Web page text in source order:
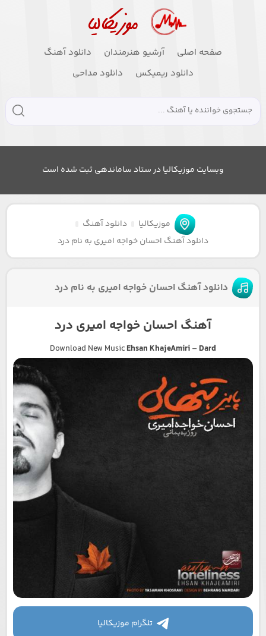
صفحه اصلی آرشیو هنرمندان
دانلود آهنگ
دانلود ریمیکس
دانلود مداحی
وبسایت موزیکالیا در ستاد ساماندهی ثبت شده است
موزیکالیا
دانلود آهنگ
دانلود آهنگ احسان خواجه امیری به نام درد
دانلود آهنگ احسان خواجه امیری به نام درد
آهنگ احسان خواجه امیری درد
Download New MusicEhsan KhajeAmiri– Dard
تلگرام موزیکالیا